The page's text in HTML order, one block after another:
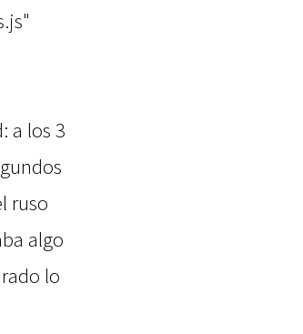
a los 3
ruso
algo
lo